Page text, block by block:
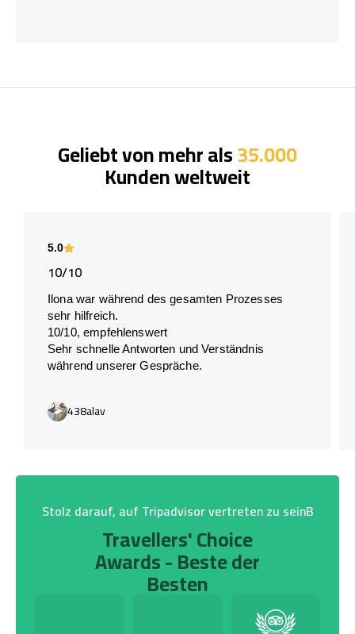
Geliebt von mehr als35.000
Kunden weltweit
5.0
10/10
Ilona war während des gesamten Prozesses
sehr hilfreich.
10/10, empfehlenswert
Sehr schnelle Antworten und Verständnis
während unserer Gespräche.
438alav
Stolz darauf, auf Tripadvisor vertreten zu seinB
Travellers' Choice
Awards - Beste der
Besten